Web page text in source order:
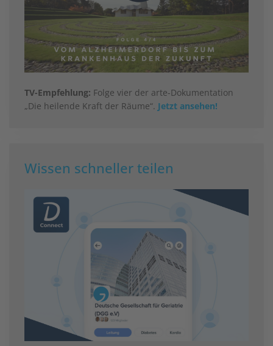
TV-Empfehlung: Folge vier der arte-Dokumentation
„Die heilende Kraft der Räume“. Jetzt ansehen!
Wissen schneller teilen